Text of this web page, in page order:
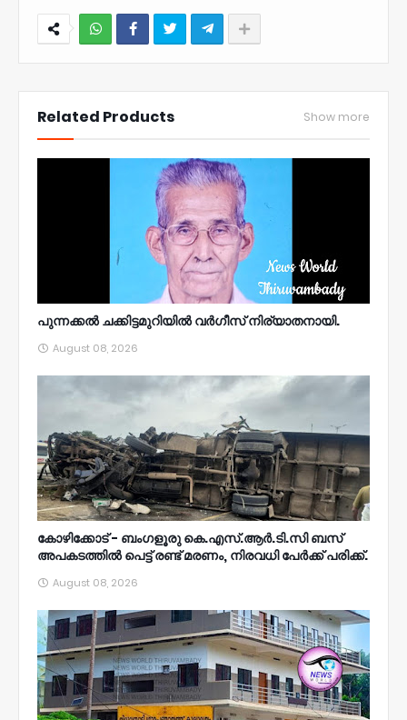
Related Products Show more
പുന്നക്കൽ ചക്കിട്ടമുറിയിൽ വർഗീസ് നിര്യാതനായി.
August 08, 2026
കോഴിക്കോട് - ബംഗളൂരു കെ.എസ്.ആർ.ടി.സി ബസ്
അപകടത്തിൽ പെട്ട് രണ്ട് മരണം, നിരവധി പേർക്ക് പരിക്ക്.
August 08, 2026